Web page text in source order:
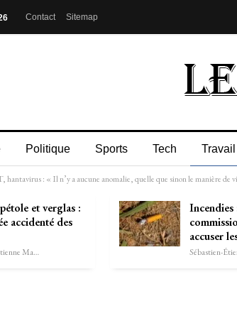
Contact Sitemap
Politique Sports Tech Travail
: « Il n’y a aucune anomalie, quelle que sinon le manière de
et verglas :
accidenté des
Sébastien-Étienne Marechal
Incendies
accuser